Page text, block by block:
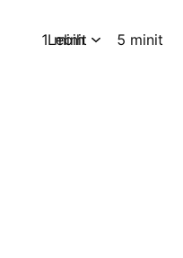
1 minit 5 minit
Lebih